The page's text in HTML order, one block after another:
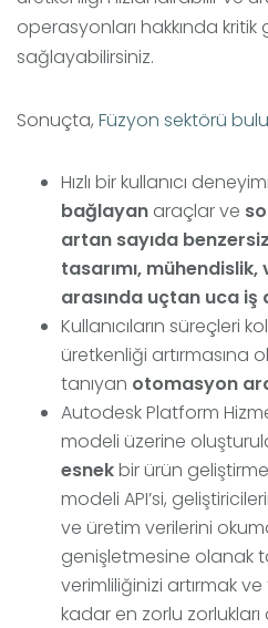
operasyonları hakkında
sağlayabilirsiniz.
Sonuçta, Füzyon sektörü
Hızlı bir kullanıcı
bağlayan araçlar ve
artan sayıda
tasarımı,
arasında uçtan uca iş
Kullanıcıların süreçleri
üretkenliği artırmasına
tanıyan otomasyon
Autodesk Platform
modeli üzerine
esnekbir ürün
modeli API’si,
ve üretim verilerini
genişletmesine olanak
verimliliğinizi artırmak
kadar en zorlu